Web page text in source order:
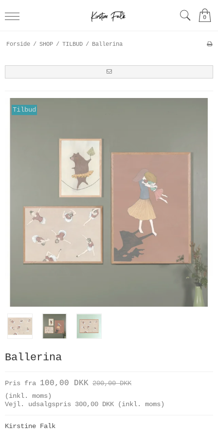
0
Forside / SHOP / TILBUD / Ballerina
Tilbud
Ballerina
Pris fra 100,00 DKK 200,00 DKK
(inkl. moms)
Vejl. udsalgspris 300,00 DKK
(inkl. moms)
Kirstine Falk